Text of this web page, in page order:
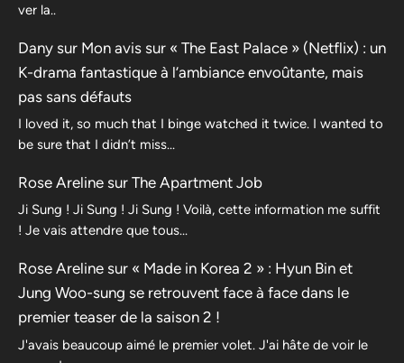
ver la..
Dany sur Mon avis sur « The East Palace » (Netflix) : un
K-drama fantastique à l’ambiance envoûtante, mais
pas sans défauts
I loved it, so much that I binge watched it twice. I wanted to
be sure that I didn’t miss…
Rose Areline sur The Apartment Job
Ji Sung ! Ji Sung ! Ji Sung ! Voilà, cette information me suffit
! Je vais attendre que tous…
Rose Areline sur « Made in Korea 2 » : Hyun Bin et
Jung Woo-sung se retrouvent face à face dans le
premier teaser de la saison 2 !
J'avais beaucoup aimé le premier volet. J'ai hâte de voir le